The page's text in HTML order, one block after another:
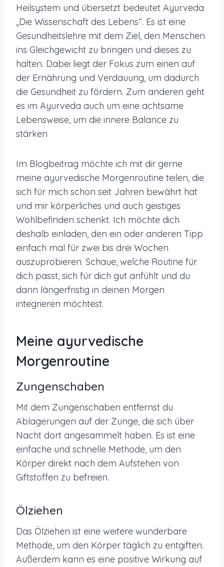
Heilsystem und übersetzt bedeutet Ayurveda
„Die Wissenschaft des Lebens“. Es ist eine
Gesundheitslehre mit dem Ziel, den Menschen
ins Gleichgewicht zu bringen und dieses zu
halten. Dabei liegt der Fokus zum einen auf
der Ernährung und Verdauung, um dadurch
die Gesundheit zu fördern. Zum anderen geht
es im Ayurveda auch um eine achtsame
Lebensweise, um die innere Balance zu
stärken
Im Blogbeitrag möchte ich mit dir gerne
meine ayurvedische Morgenroutine teilen, die
sich für mich schon seit Jahren bewährt hat
und mir körperliches und auch geistiges
Wohlbefinden schenkt. Ich möchte dich
deshalb einladen, den ein oder anderen Tipp
einfach mal für zwei bis drei Wochen
auszuprobieren. Schaue, welche Routine für
dich passt, sich für dich gut anfühlt und du
dann längerfristig in deinen Morgen
integrieren möchtest.
Meine ayurvedische
Morgenroutine
Zungenschaben
Mit dem Zungenschaben entfernst du
Ablagerungen auf der Zunge, die sich über
Nacht dort angesammelt haben. Es ist eine
einfache und schnelle Methode, um den
Körper direkt nach dem Aufstehen von
Giftstoffen zu befreien.
Ölziehen
Das Ölziehen ist eine weitere wunderbare
Methode, um den Körper täglich zu entgiften.
Außerdem kann es eine positive Wirkung auf